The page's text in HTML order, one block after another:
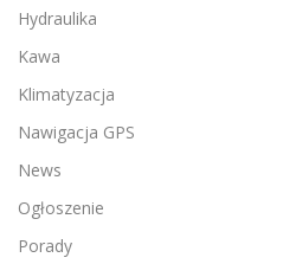
Hydraulika
Kawa
Klimatyzacja
Nawigacja GPS
News
Ogłoszenie
Porady